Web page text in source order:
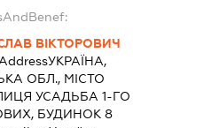
ВІКТОРОВИЧ
УКРАЇНА,
ОБЛ., МІСТО
УСАДЬБА 1-ГО
БУДИНОК 8